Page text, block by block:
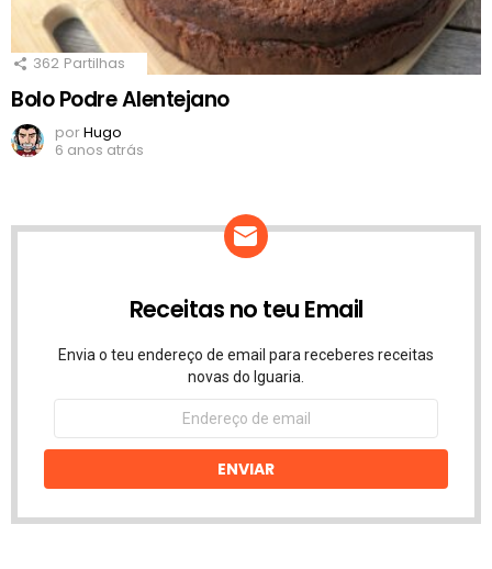
362 Partilhas
Bolo Podre Alentejano
porHugo
6 anos atrás
Receitas no teu Email
Envia o teu endereço de email para receberes receitas
novas do Iguaria.
Endereço
email
ENVIAR